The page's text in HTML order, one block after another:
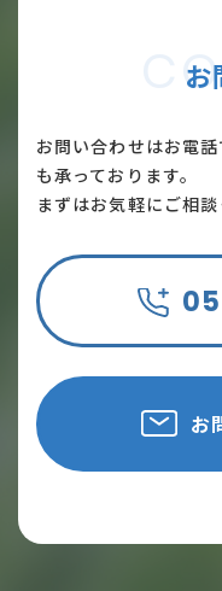
お
お問い合わせはお電
も承っております。
まずはお気軽にご相談
お